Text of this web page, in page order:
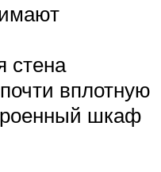
стена
вплотную
шкаф